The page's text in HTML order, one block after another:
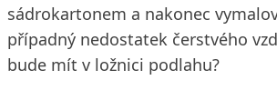
sádrokartonem a nakonec
případný nedostatek čerstvého
bude mít v ložnici podlahu?